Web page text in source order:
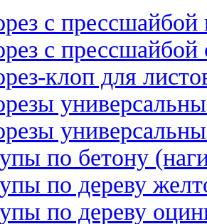
с прессшайбой
с
клоп для
по бетону
по дереву
по дереву